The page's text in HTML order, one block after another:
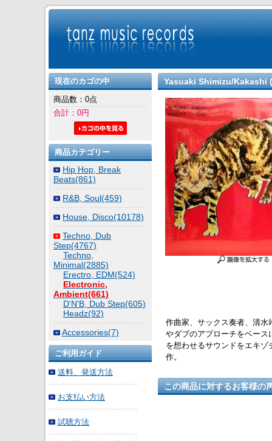
Yasuaki Shimizu/Kakashi
作曲家、サックス奏者、清水
やダブのアプローチをベー
を想わせるサウンドをエキ
作。
この商品に対するお客様の
現在のカゴの中
商品数：0点
合計：0円
商品カテゴリー
Hip Hop, Break
Beats(861)
R&B, Soul(459)
House, Disco(10178)
Techno, Dub
Step(4767)
Techno,
Minimal(2885)
Erectro, EDM(524)
Electronic,
Ambient(661)
D'N'B, Dub Step(605)
Headz(92)
Accessories(7)
ご利用ガイド
送料、発送方法
お支払い方法
試聴方法